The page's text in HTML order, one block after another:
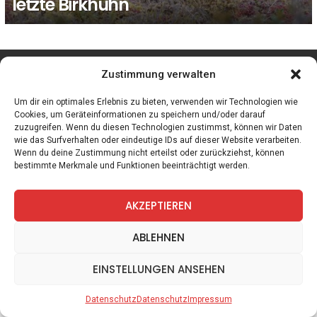
Zustimmung verwalten
Um dir ein optimales Erlebnis zu bieten, verwenden wir Technologien wie
Cookies, um Geräteinformationen zu speichern und/oder darauf
zuzugreifen. Wenn du diesen Technologien zustimmst, können wir Daten
wie das Surfverhalten oder eindeutige IDs auf dieser Website verarbeiten.
Wenn du deine Zustimmung nicht erteilst oder zurückziehst, können
bestimmte Merkmale und Funktionen beeinträchtigt werden.
AKZEPTIEREN
ABLEHNEN
EINSTELLUNGEN ANSEHEN
DatenschutzDatenschutzImpressum
facebook instagram
Spiele Zitate Kontakt Datenschutz Impressum